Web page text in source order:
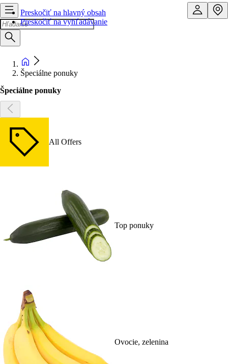
Preskočiť na hlavný obsah
Preskočiť na vyhľadávanie
Špeciálne ponuky
Špeciálne ponuky
All Offers
Top ponuky
Ovocie, zelenina